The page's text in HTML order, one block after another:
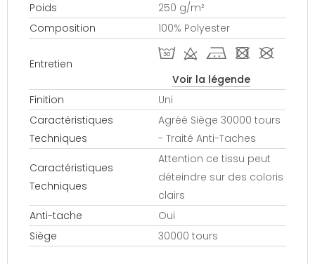
Poids
250 g/m²
Composition
100% Polyester
Entretien
T d j - #
Voir la légende
Finition
Uni
Caractéristiques
Techniques
Agréé Siège 30000 tours
- Traité Anti-Taches
Caractéristiques
Techniques
Attention ce tissu peut
déteindre sur des coloris
clairs
Anti-tache
Oui
Siège
30000 tours